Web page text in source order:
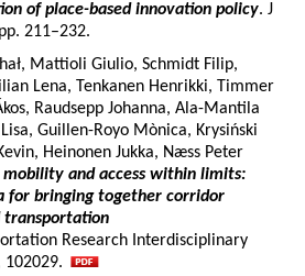
of place-based innovation policy. J
211–232.
Mattioli Giulio, Schmidt Filip,
Lena, Tenkanen Henrikki, Timmer
Raudsepp Johanna, Ala-Mantila
Guillen-Royo Mònica, Krysiński
Heinonen Jukka, Næss Peter
mobility and access within limits:
for bringing together corridor
transportation
Research Interdisciplinary
102029.